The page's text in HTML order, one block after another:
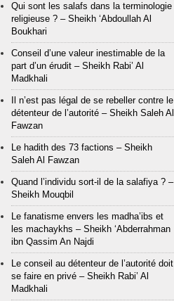
Qui sont les salafs dans la terminologie
religieuse ? – Sheikh ‘Abdoullah Al
Boukhari
Conseil d’une valeur inestimable de la
part d’un érudit – Sheikh Rabi’ Al
Madkhali
Il n’est pas légal de se rebeller contre le
détenteur de l’autorité – Sheikh Saleh Al
Fawzan
Le hadith des 73 factions – Sheikh
Saleh Al Fawzan
Quand l’individu sort-il de la salafiya ? –
Sheikh Mouqbil
Le fanatisme envers les madha’ibs et
les machaykhs – Sheikh ‘Abderrahman
ibn Qassim An Najdi
Le conseil au détenteur de l’autorité doit
se faire en privé – Sheikh Rabi’ Al
Madkhali